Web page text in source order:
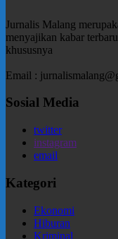
Jurnalis Malang
menyajikan kabar
khususnya
Email :
Sosial Media
twitter
instagram
email
Kategori
Ekonomi
Hiburan
Kriminal